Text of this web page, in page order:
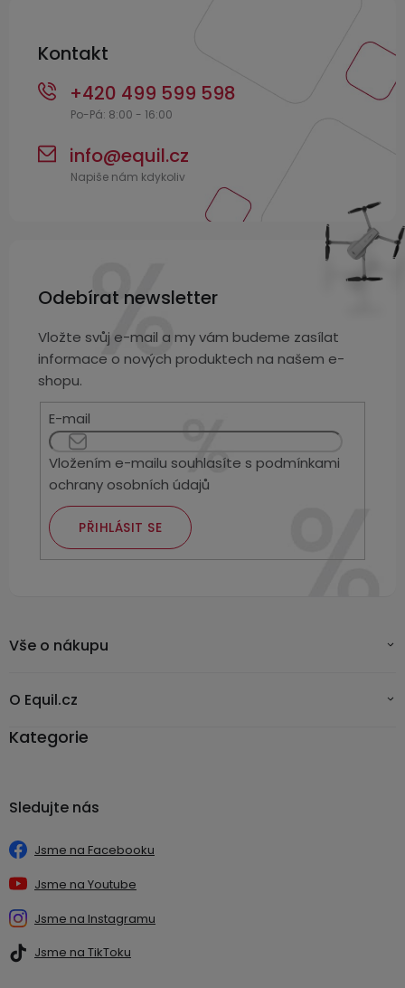
Kontakt
info@equil.cz
+420 499 599 598
Odebírat newsletter
Vložte svůj e-mail a my vám budeme zasílat
informace o nových produktech na našem e-
shopu.
E-mail
Vložením e-mailu souhlasíte spodmínkami
ochrany osobních údajů
PŘIHLÁSIT SE
Vše o nákupu
O Equil.cz
Kategorie
Sledujte nás
Jsme na Facebooku
Jsme na Youtube
Jsme na Instagramu
Jsme na TikToku